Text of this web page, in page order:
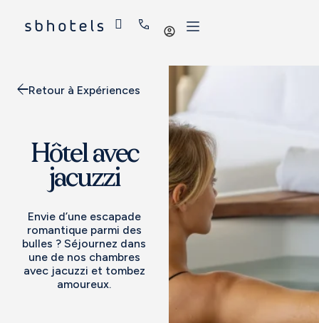
Se
Retour à Expériences
Hôtel avec
jacuzzi
Envie d’une escapade
romantique parmi des
bulles ? Séjournez dans
une de nos chambres
avec jacuzzi et tombez
amoureux.